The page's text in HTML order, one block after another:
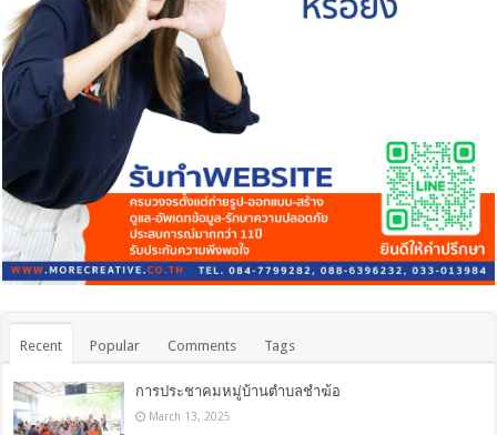
Recent Popular Comments Tags
การประชาคมหมู่บ้านตำบลชำฆ้อ
March 13, 2025